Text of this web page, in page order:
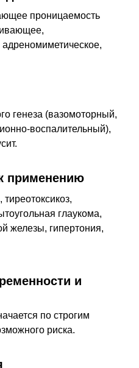
проницаемость
адреномиметическое,
генеза (вазомоторный,
воспалительный),
применению
тиреотоксикоз,
глаукома,
железы, гипертония,
и
по строгим
риска.